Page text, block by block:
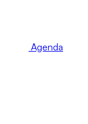
Agenda